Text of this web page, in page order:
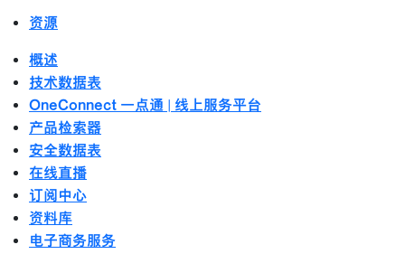
资源
概述
技术数据表
OneConnect 一点通 | 线上服务平台
产品检索器
安全数据表
在线直播
订阅中心
资料库
电子商务服务